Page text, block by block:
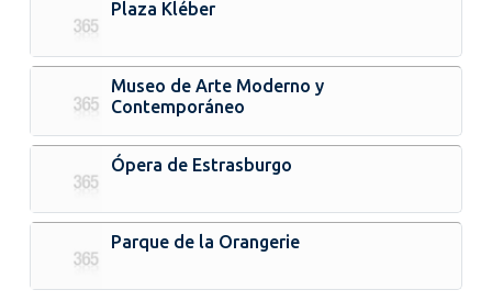
Plaza Kléber
Museo de Arte Moderno y
Contemporáneo
Ópera de Estrasburgo
Parque de la Orangerie